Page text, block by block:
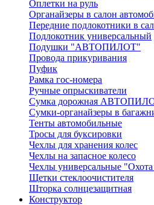
Оплетки на руль
Органайзеры в салон
Передние подлокотники в
Подлокотник универсальный
Подушки "АВТОПИЛОТ"
Провода прикуривания
Пуфик
Рамка гос-номера
Ручные опрыскиватели
Сумка дорожная
Сумки-органайзеры в
Тенты автомобильные
Тросы для буксировки
Чехлы для хранения колес
Чехлы на запасное колесо
Чехлы универсальные
Щетки стеклоочистителя
Шторка солнцезащитная
Конструктор